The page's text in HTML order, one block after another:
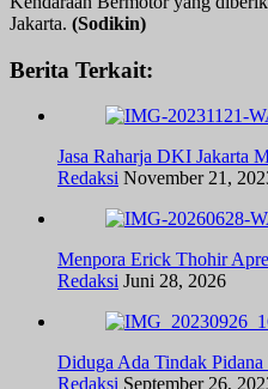
Jakarta. (Sodikin)
Berita Terkait:
Jasa Raharja DKI Jakarta
Redaksi November 21,
Menpora Erick Thohir
Redaksi Juni 28, 2026
Diduga Ada Tindak
Redaksi September 26,